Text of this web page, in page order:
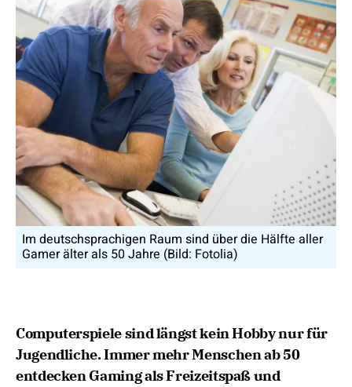
Im deutschsprachigen Raum sind über die Hälfte aller
Gamer älter als 50 Jahre (Bild: Fotolia)
Computerspiele sind längst kein Hobby nur für
Jugendliche. Immer mehr Menschen ab 50
entdecken Gaming als Freizeitspaß und